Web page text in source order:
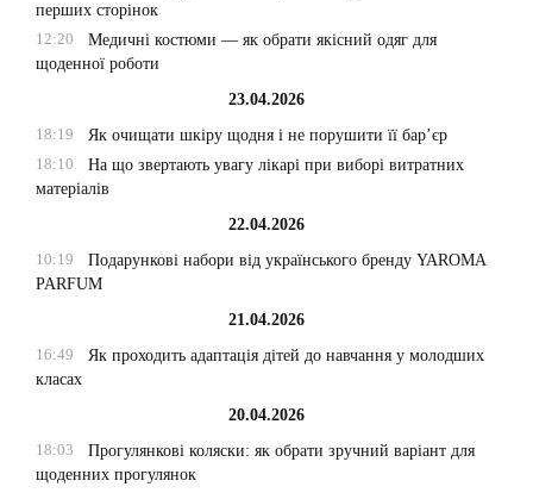
перших сторінок
12:20
Медичні костюми — як обрати якісний одяг для
щоденної роботи
23.04.2026
18:19
Як очищати шкіру щодня і не порушити її бар’єр
18:10
На що звертають увагу лікарі при виборі витратних
матеріалів
22.04.2026
10:19
Подарункові набори від українського бренду YAROMA
PARFUM
21.04.2026
16:49
Як проходить адаптація дітей до навчання у молодших
класах
20.04.2026
18:03
Прогулянкові коляски: як обрати зручний варіант для
щоденних прогулянок